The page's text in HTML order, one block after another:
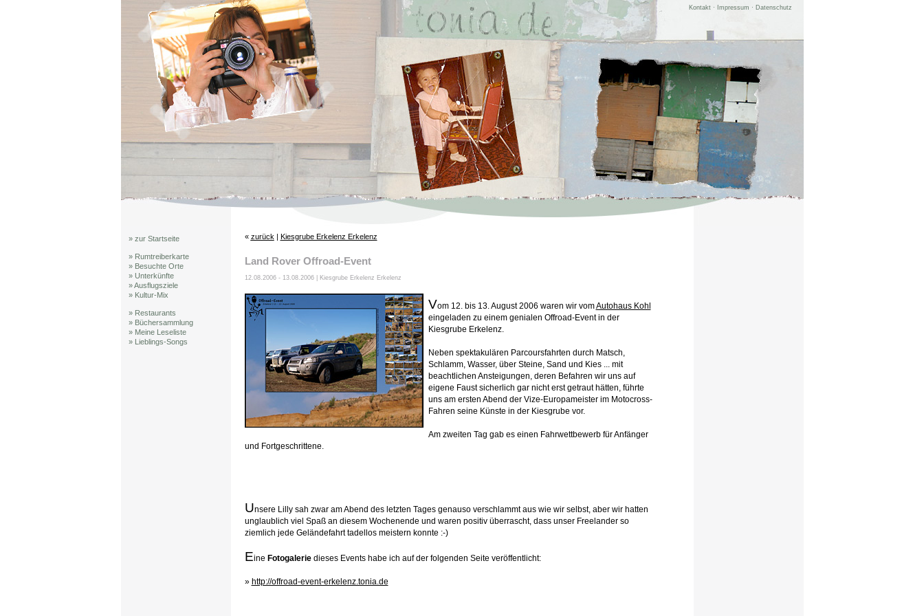
Kontakt· Impressum · Datenschutz
» zur Startseite
» Rumtreiberkarte
» Besuchte Orte
» Unterkünfte
» Ausflugsziele
» Kultur-Mix
» Restaurants
» Büchersammlung
» Meine Leseliste
» Lieblings-Songs
« zurück | Kiesgrube Erkelenz Erkelenz
Land Rover Offroad-Event
12.08.2006 - 13.08.2006 | Kiesgrube Erkelenz Erkelenz
Vom 12. bis 13. August 2006 waren wir vomAutohaus Kohl
eingeladen zu einem genialen Offroad-Event in der
Kiesgrube Erkelenz.
Neben spektakulären Parcoursfahrten durch Matsch,
Schlamm, Wasser, über Steine, Sand und Kies ... mit
beachtlichen Ansteigungen, deren Befahren wir uns auf
eigene Faust sicherlich gar nicht erst getraut hätten, führte
uns am ersten Abend der Vize-Europameister im Motocross-
Fahren seine Künste in der Kiesgrube vor.
Am zweiten Tag gab es einen Fahrwettbewerb für Anfänger
und Fortgeschrittene.
Unsere Lilly sah zwar am Abend des letzten Tages genauso verschlammt aus wie wir selbst, aber wir hatten
unglaublich viel Spaß an diesem Wochenende und waren positiv überrascht, dass unser Freelander so
ziemlich jede Geländefahrt tadellos meistern konnte :-)
Eine Fotogaleriedieses Events habe ich auf der folgenden Seite veröffentlicht:
» http://offroad-event-erkelenz.tonia.de